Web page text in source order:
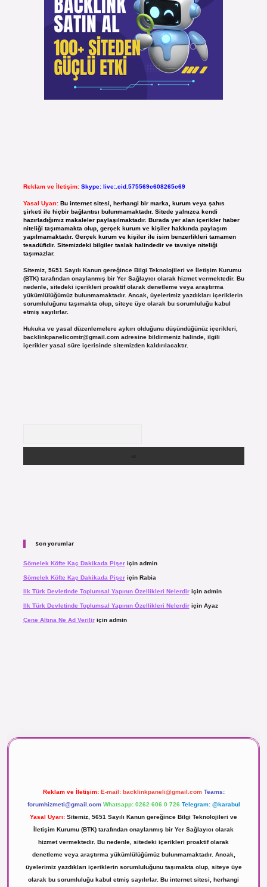
Reklam ve İletişim: Skype: live:.cid.575569c608265c69
Yasal Uyarı: Bu internet sitesi, herhangi bir marka, kurum veya şahıs
şirketi ile hiçbir bağlantısı bulunmamaktadır. Sitede yalnızca kendi
hazırladığımız makaleler paylaşılmaktadır. Burada yer alan içerikler haber
niteliği taşımamakta olup, gerçek kurum ve kişiler hakkında paylaşım
yapılmamaktadır. Gerçek kurum ve kişiler ile isim benzerlikleri tamamen
tesadüfidir. Sitemizdeki bilgiler taslak halindedir ve tavsiye niteliği
taşımazlar.
Sitemiz, 5651 Sayılı Kanun gereğince Bilgi Teknolojileri ve İletişim Kurumu
(BTK) tarafından onaylanmış bir Yer Sağlayıcı olarak hizmet vermektedir. Bu
nedenle, sitedeki içerikleri proaktif olarak denetleme veya araştırma
yükümlülüğümüz bulunmamaktadır. Ancak, üyelerimiz yazdıkları içeriklerin
sorumluluğunu taşımakta olup, siteye üye olarak bu sorumluluğu kabul
etmiş sayılırlar.
Hukuka ve yasal düzenlemelere aykırı olduğunu düşündüğünüz içerikleri,
backlinkpanelicomtr@gmail.comadresine bildirmeniz halinde, ilgili
içerikler yasal süre içerisinde sitemizden kaldırılacaktır.
Son yorumlar
Sömelek Köfte Kaç Dakikada Pişeriçin admin
Sömelek Köfte Kaç Dakikada Pişeriçin Rabia
Ilk Türk Devletinde Toplumsal Yapının Özellikleri Nelerdiriçin admin
Ilk Türk Devletinde Toplumsal Yapının Özellikleri Nelerdiriçin Ayaz
Çene Altına Ne Ad Veriliriçin admin
Reklam ve İletişim: E-mail: backlinkpaneli@gmail.com Teams:
forumhizmeti@gmail.com Whatsapp: 0262 606 0 726 Telegram: @karabul
Yasal Uyarı: Sitemiz, 5651 Sayılı Kanun gereğince Bilgi Teknolojileri ve
İletişim Kurumu (BTK) tarafından onaylanmış bir Yer Sağlayıcı olarak
hizmet vermektedir. Bu nedenle, sitedeki içerikleri proaktif olarak
denetleme veya araştırma yükümlülüğümüz bulunmamaktadır. Ancak,
üyelerimiz yazdıkları içeriklerin sorumluluğunu taşımakta olup, siteye üye
olarak bu sorumluluğu kabul etmiş sayılırlar. Bu internet sitesi, herhangi